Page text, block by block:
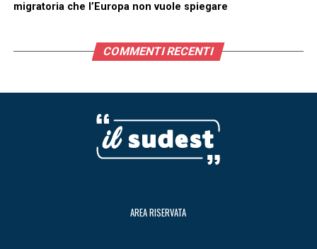
migratoria che l’Europa non vuole spiegare
COMMENTI RECENTI
AREA RISERVATA